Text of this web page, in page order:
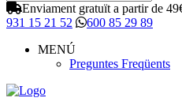
Enviament gratuït a partir de
931 15 21 52
600 85 29 89
MENÚ
Preguntes Freqüents